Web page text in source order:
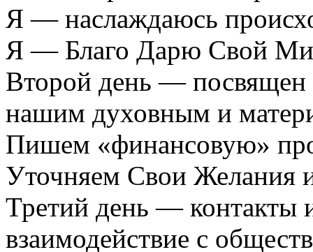
Я — наслаждаюсь
Я — Благо Дарю Свой
Второй день —
нашим духовным и
Пишем «финансовую»
Уточняем Свои Желания
Третий день — контакты
взаимодействие с